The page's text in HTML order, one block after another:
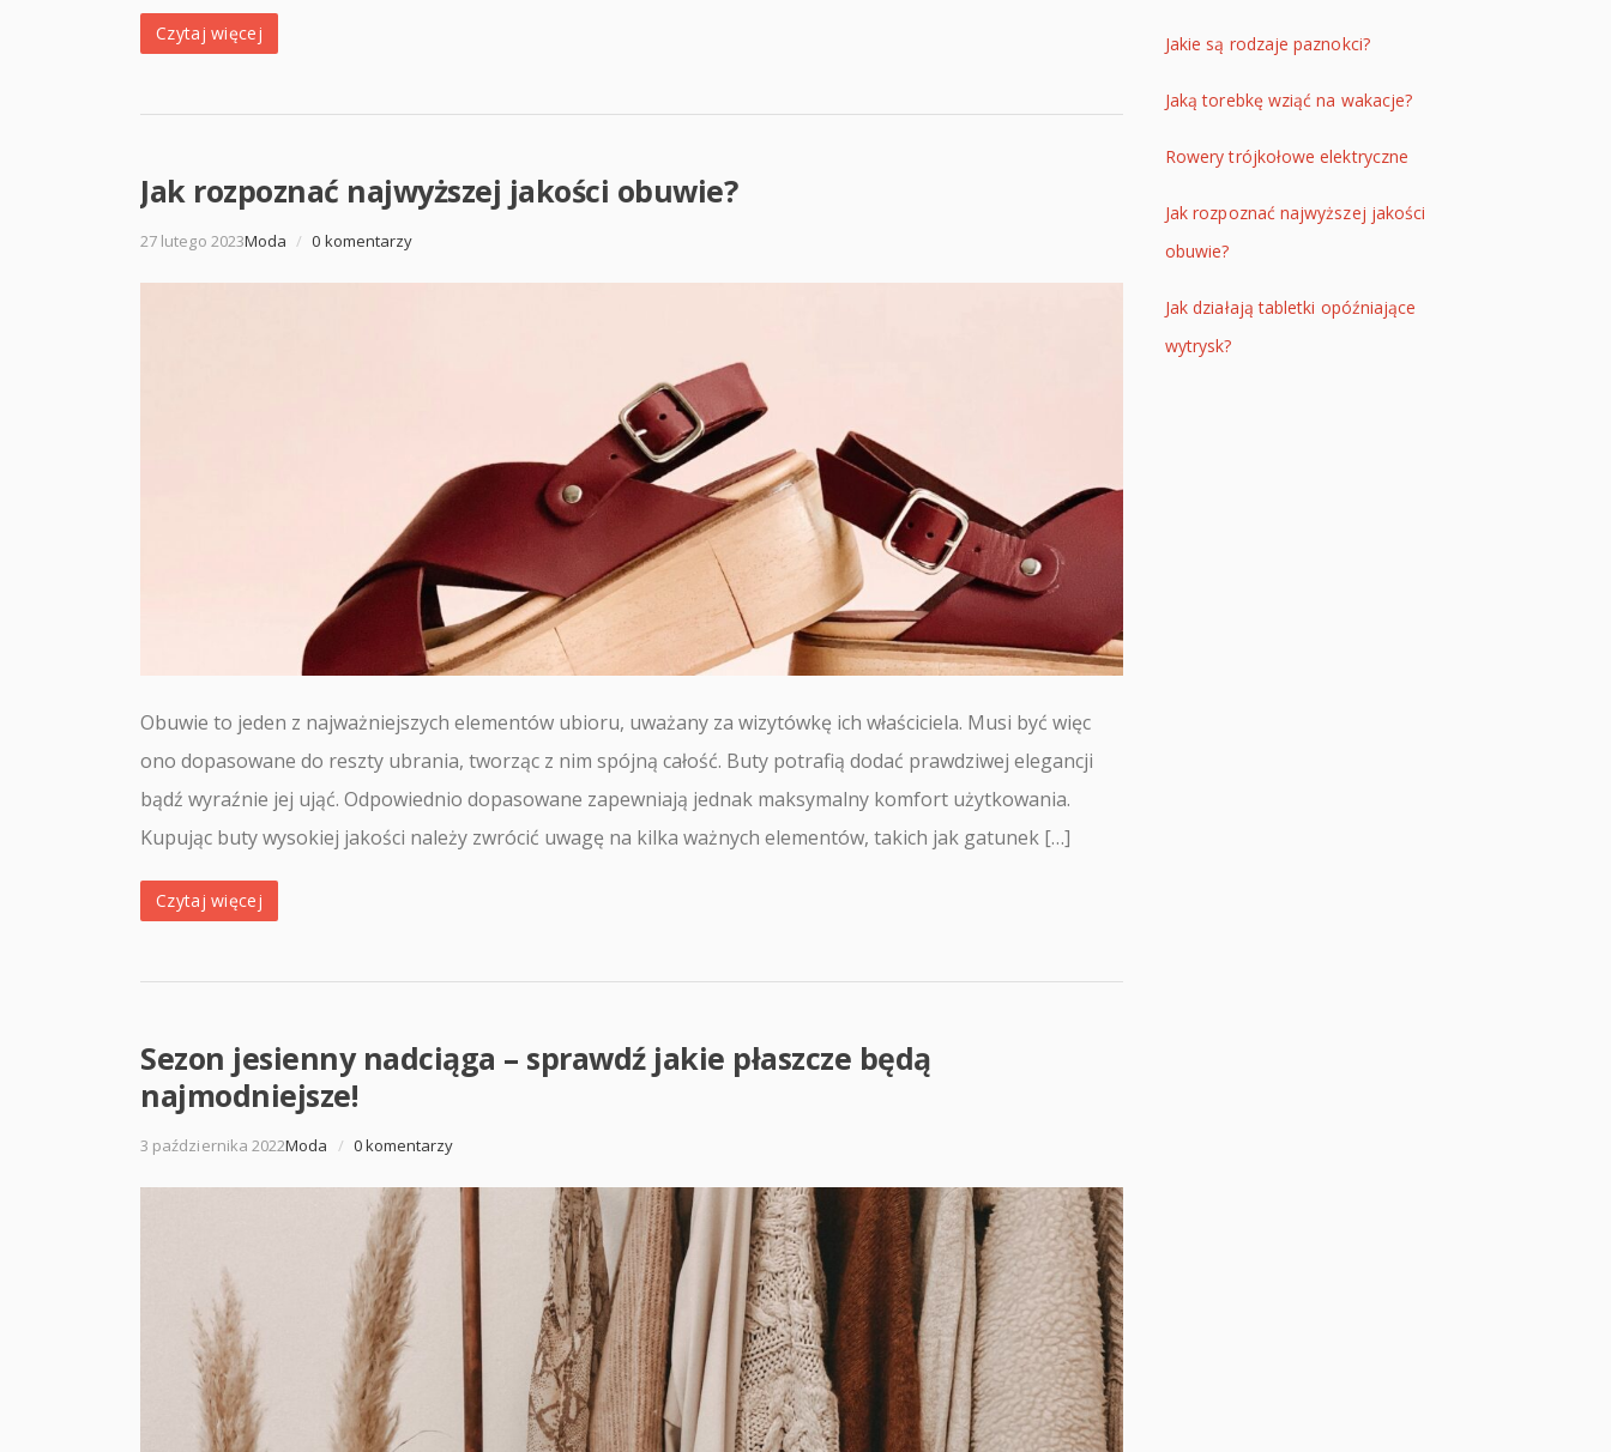
Czytaj więcej
Jak rozpoznać najwyższej jakości obuwie?
27 lutego 2023Moda / 0 komentarzy
Obuwie to jeden z najważniejszych elementów ubioru, uważany za wizytówkę ich właściciela. Musi być więc
ono dopasowane do reszty ubrania, tworząc z nim spójną całość. Buty potrafią dodać prawdziwej elegancji
bądź wyraźnie jej ująć. Odpowiednio dopasowane zapewniają jednak maksymalny komfort użytkowania.
Kupując buty wysokiej jakości należy zwrócić uwagę na kilka ważnych elementów, takich jak gatunek […]
Czytaj więcej
Sezon jesienny nadciąga – sprawdź jakie płaszcze będą
najmodniejsze!
3 października 2022Moda / 0 komentarzy
Jakie są rodzaje paznokci?
Jaką torebkę wziąć na wakacje?
Rowery trójkołowe elektryczne
Jak rozpoznać najwyższej jakości
obuwie?
Jak działają tabletki opóźniające
wytrysk?